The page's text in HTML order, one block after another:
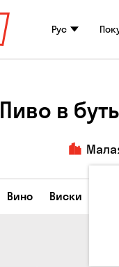
Рус
Пиво в
Вино Виски